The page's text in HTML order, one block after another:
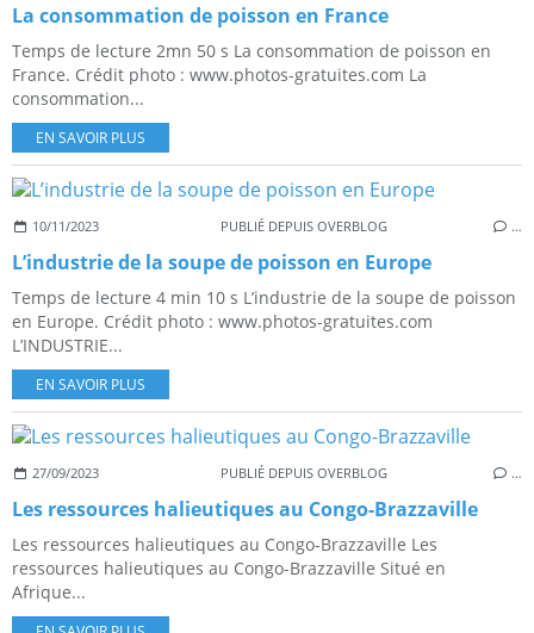
La consommation de poisson en France
Temps de lecture 2mn 50 s La consommation de poisson en
France. Crédit photo : www.photos-gratuites.com La
consommation...
EN SAVOIR PLUS
10/11/2023 PUBLIÉ DEPUIS OVERBLOG …
L’industrie de la soupe de poisson en Europe
Temps de lecture 4 min 10 s L’industrie de la soupe de poisson
en Europe. Crédit photo : www.photos-gratuites.com
L’INDUSTRIE...
EN SAVOIR PLUS
27/09/2023 PUBLIÉ DEPUIS OVERBLOG …
Les ressources halieutiques au Congo-Brazzaville
Les ressources halieutiques au Congo-Brazzaville Les
ressources halieutiques au Congo-Brazzaville Situé en
Afrique...